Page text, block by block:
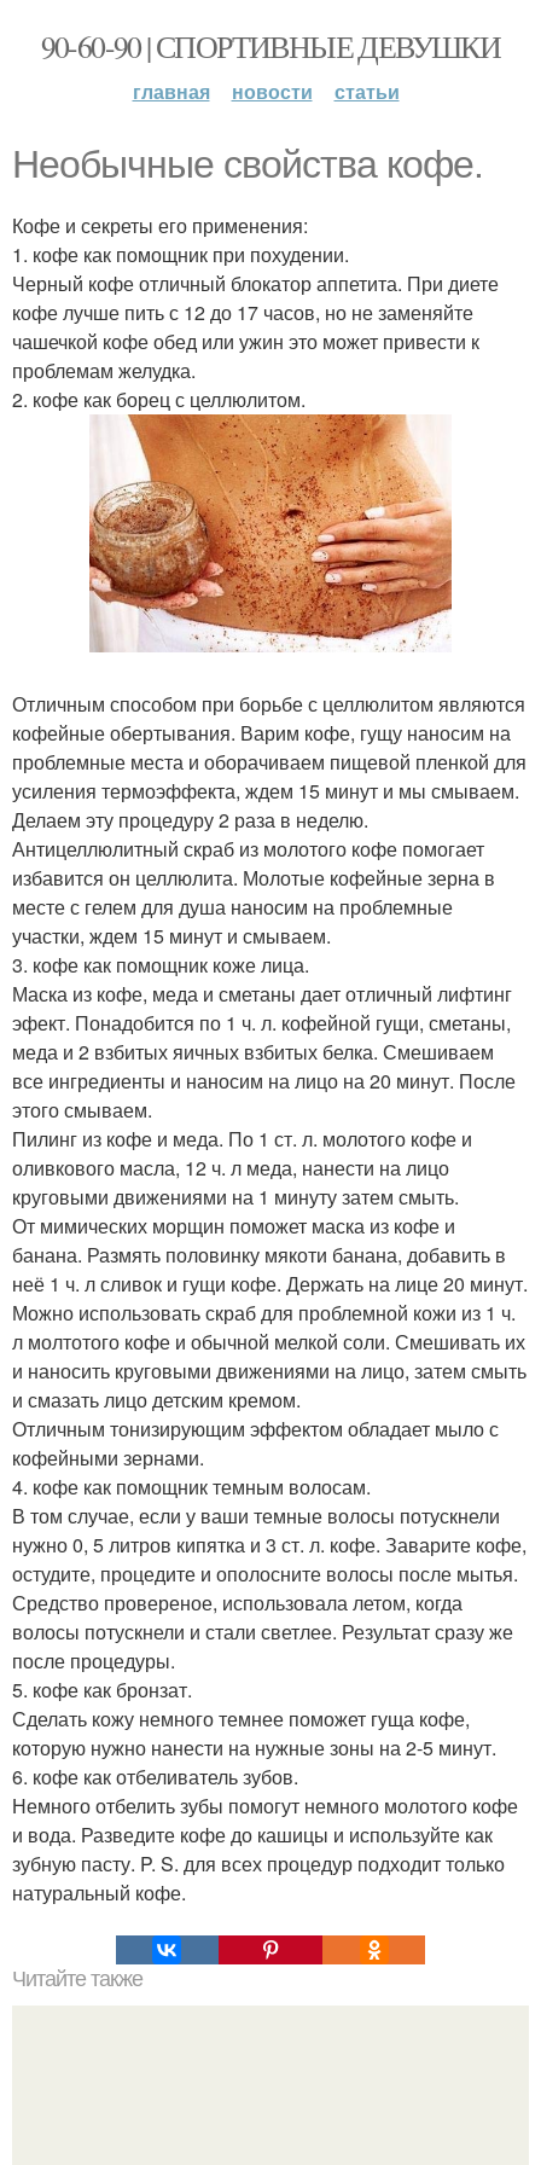
90-60-90 | СПОРТИВНЫЕ ДЕВУШКИ
главная новости статьи
Необычные свойства кофе.
Кофе и секреты его применения:
1. кофе как помощник при похудении.
Черный кофе отличный блокатор аппетита. При диете
кофе лучше пить с 12 до 17 часов, но не заменяйте
чашечкой кофе обед или ужин это может привести к
проблемам желудка.
2. кофе как борец с целлюлитом.
Отличным способом при борьбе с целлюлитом являются
кофейные обертывания. Варим кофе, гущу наносим на
проблемные места и оборачиваем пищевой пленкой для
усиления термоэффекта, ждем 15 минут и мы смываем.
Делаем эту процедуру 2 раза в неделю.
Антицеллюлитный скраб из молотого кофе помогает
избавится он целлюлита. Молотые кофейные зерна в
месте с гелем для душа наносим на проблемные
участки, ждем 15 минут и смываем.
3. кофе как помощник коже лица.
Маска из кофе, меда и сметаны дает отличный лифтинг
эфект. Понадобится по 1 ч. л. кофейной гущи, сметаны,
меда и 2 взбитых яичных взбитых белка. Смешиваем
все ингредиенты и наносим на лицо на 20 минут. После
этого смываем.
Пилинг из кофе и меда. По 1 ст. л. молотого кофе и
оливкового масла, 12 ч. л меда, нанести на лицо
круговыми движениями на 1 минуту затем смыть.
От мимических морщин поможет маска из кофе и
банана. Размять половинку мякоти банана, добавить в
неё 1 ч. л сливок и гущи кофе. Держать на лице 20 минут.
Можно использовать скраб для проблемной кожи из 1 ч.
л молтотого кофе и обычной мелкой соли. Смешивать их
и наносить круговыми движениями на лицо, затем смыть
и смазать лицо детским кремом.
Отличным тонизирующим эффектом обладает мыло с
кофейными зернами.
4. кофе как помощник темным волосам.
В том случае, если у ваши темные волосы потускнели
нужно 0, 5 литров кипятка и 3 ст. л. кофе. Заварите кофе,
остудите, процедите и ополосните волосы после мытья.
Средство провереное, использовала летом, когда
волосы потускнели и стали светлее. Результат сразу же
после процедуры.
5. кофе как бронзат.
Сделать кожу немного темнее поможет гуща кофе,
которую нужно нанести на нужные зоны на 2-5 минут.
6. кофе как отбеливатель зубов.
Немного отбелить зубы помогут немного молотого кофе
и вода. Разведите кофе до кашицы и используйте как
зубную пасту. P. S. для всех процедур подходит только
натуральный кофе.
Читайте также